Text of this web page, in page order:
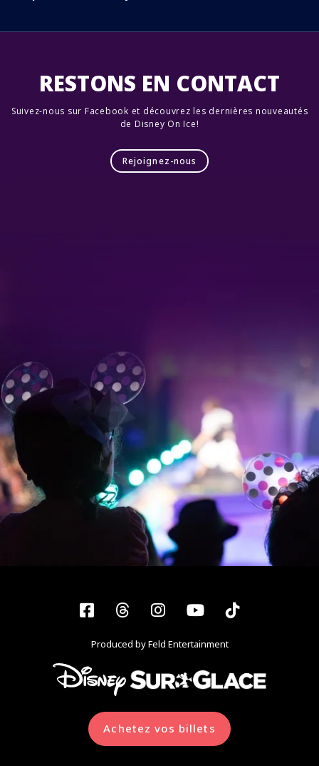
RESTONS EN CONTACT
Suivez-nous sur Facebook et découvrez les dernières nouveautés
de Disney On Ice!
Rejoignez-nous
Facebook
ThreadsInstagram
YouTubeTiktok
Produced by Feld Entertainment
Achetez vos billets